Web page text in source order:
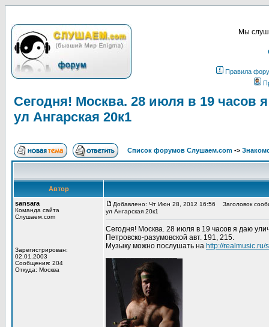
Мы
Правила
Сегодня! Москва. 28 июля в 19 часов
ул Ангарская 20к1
Список форумов Слушаем.com ->
Автор
sansara
Команда сайта
Слушаем.com
Зарегистрирован:
02.01.2003
Сообщения: 204
Откуда: Москва
Добавлено: Чт Июн 28, 2012 16:56
Заголовок
ул Ангарская 20к1
Сегодня! Москва. 28 июля в 19 часов я даю
Петровско-разумовской авт. 191, 215.
Музыку можно послушать на http://realmusic.ru/